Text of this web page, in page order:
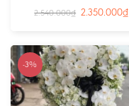
2.540.000₫ 2.350.000₫
-3%